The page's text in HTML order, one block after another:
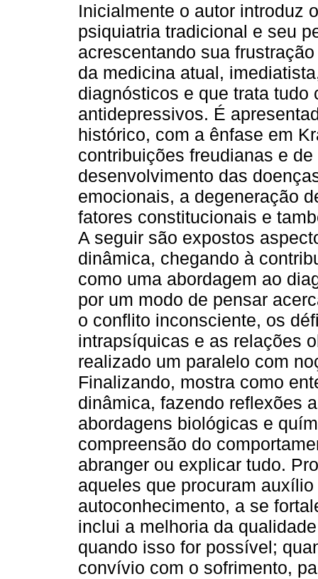
Inicialmente o autor introduz
psiquiatria tradicional e seu
acrescentando sua
da medicina atual,
diagnósticos e que trata tudo
antidepressivos. É
histórico, com a ênfase em
contribuições freudianas e
desenvolvimento das
emocionais, a degeneração
fatores constitucionais e
A seguir são expostos
dinâmica, chegando à
como uma abordagem ao
por um modo de pensar
o conflito inconsciente, os
intrapsíquicas e as relações
realizado um paralelo com
Finalizando, mostra como
dinâmica, fazendo reflexões
abordagens biológicas e
compreensão do
abranger ou explicar tudo.
aqueles que procuram
autoconhecimento, a se
inclui a melhoria da
quando isso for possível;
convívio com o sofrimento,